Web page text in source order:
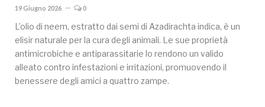
19 Giugno 2026 0
L’olio di neem, estratto dai semi di Azadirachta indica, è un
elisir naturale per la cura degli animali. Le sue proprietà
antimicrobiche e antiparassitarie lo rendono un valido
alleato contro infestazioni e irritazioni, promuovendo il
benessere degli amici a quattro zampe.